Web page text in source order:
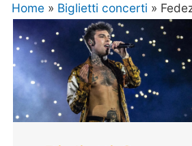
Home » Biglietti concerti »